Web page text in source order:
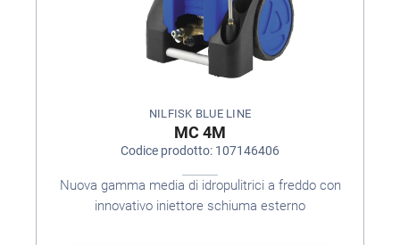
NILFISK BLUE LINE
MC 4M
Codice prodotto: 107146406
Nuova gamma media di idropulitrici a freddo con
innovativo iniettore schiuma esterno